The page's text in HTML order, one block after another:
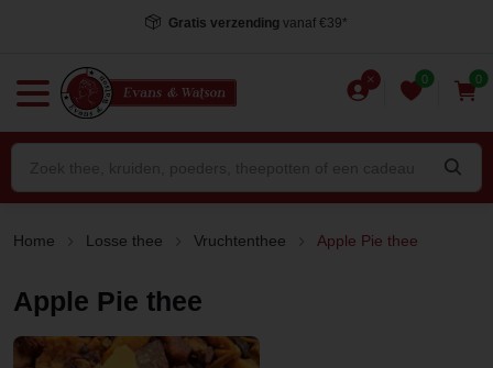
Gratis verzending vanaf €39*
0 0
Home Losse thee Vruchtenthee Apple Pie thee
Apple Pie thee